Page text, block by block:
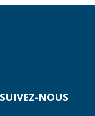
SUIVEZ-NOUS